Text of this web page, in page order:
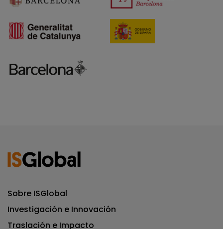
Sobre ISGlobal
Investigación e Innovación
Traslación e Impacto